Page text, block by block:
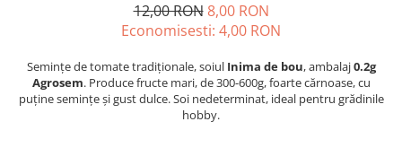
Seminte plante aromatice
Seminte rosii
Seminte salata
12,00 RON 8,00 RON
Economisesti: 4,00 RON
Semințe de tomate tradiționale, soiul Inima de bou, ambalaj0.2g
Agrosem. Produce fructe mari, de 300-600g, foarte cărnoase, cu
puține semințe și gust dulce. Soi nedeterminat, ideal pentru grădinile
hobby.